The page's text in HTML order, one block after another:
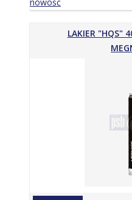
LAKIER "HQS"